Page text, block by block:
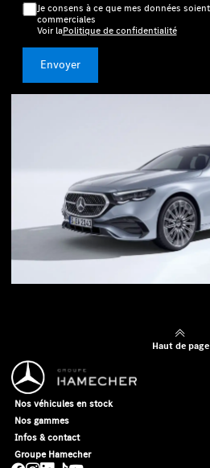
Je consens à ce que mes données
commerciales
Voir laPolitique de confidentialité
Envoyer
Haut de page
Nos véhicules en stock
Nos gammes
Infos & contact
Groupe Hamecher